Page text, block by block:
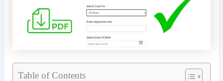
Table of Contents